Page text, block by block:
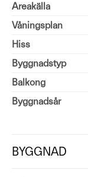
Areakälla
Våningsplan
Hiss
Byggnadstyp
Balkong
Byggnadsår
BYGGNAD